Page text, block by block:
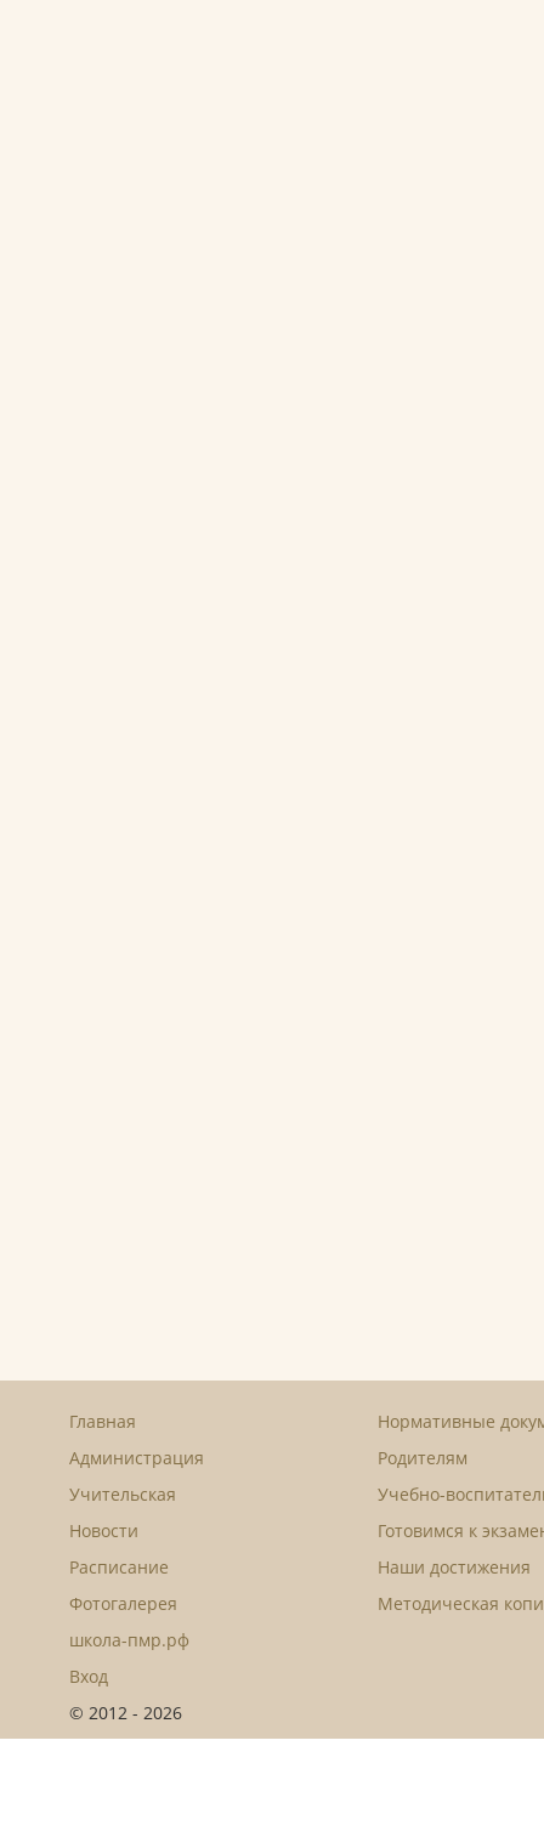
Главная
Администрация
Учительская
Новости
Расписание
Фотогалерея
школа-пмр.рф
Вход
Нормативные
Родителям
Учебно-
Готовимся к
Наши достижения
Методическая
© 2012 - 2026